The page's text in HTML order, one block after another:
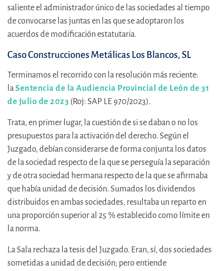
saliente el administrador único de las sociedades al tiempo
de convocarse las juntas en las que se adoptaron los
acuerdos de modificación estatutaria.
Caso Construcciones Metálicas Los Blancos, SL
Terminamos el recorrido con la resolución más reciente:
laSentencia de la Audiencia Provincial de León de 31
de julio de 2023 (Roj: SAP LE 970/2023).
Trata, en primer lugar, la cuestión de si se daban o no los
presupuestos para la activación del derecho. Según el
Juzgado, debían considerarse de forma conjunta los datos
de la sociedad respecto de la que se perseguía la separación
y de otra sociedad hermana respecto de la que se afirmaba
que había unidad de decisión. Sumados los dividendos
distribuidos en ambas sociedades, resultaba un reparto en
una proporción superior al 25 % establecido como límite en
la norma.
La Sala rechaza la tesis del Juzgado. Eran, sí, dos sociedades
sometidas a unidad de decisión; pero entiende